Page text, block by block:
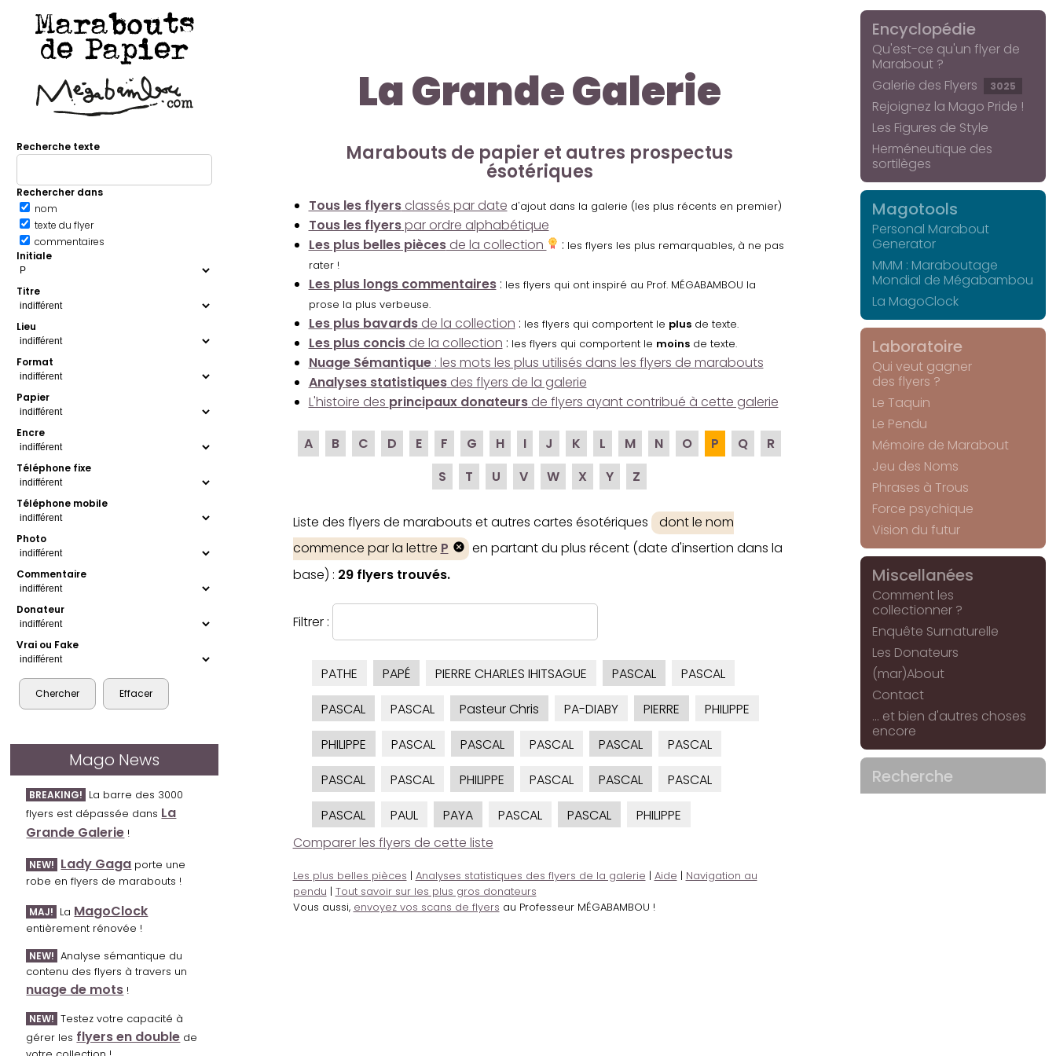
Marabouts
de Papier
Recherche texte
Rechercher dans
nom
texte du flyer
commentaires
Initiale
Titre
Lieu
Format
Papier
Encre
Téléphone fixe
Téléphone mobile
Photo
Commentaire
Donateur
Vrai ou Fake
Mago News
BREAKING! La barre des 3000
flyers est dépassée dans La
Grande Galerie !
NEW! Lady Gaga porte une
robe en flyers de marabouts !
MAJ! La MagoClock
entièrement rénovée !
NEW! Analyse sémantique du
contenu des flyers à travers un
nuage de mots !
NEW! Testez votre capacité à
gérer les flyers en double de
La Grande Galerie
Marabouts de papier et autres prospectus
ésotériques
Tous les flyersclassés par date d'ajout dans la galerie (les plus récents en premier)
Tous les flyerspar ordre alphabétique
Les plus belles piècesde la collection : les flyers les plus remarquables, à ne pas
rater !
Les plus longs commentaires: les flyers qui ont inspiré au Prof. MÉGABAMBOU la
prose la plus verbeuse.
Les plus bavardsde la collection : les flyers qui comportent le plusde texte.
Les plus concisde la collection : les flyers qui comportent le moinsde texte.
Nuage Sémantique: les mots les plus utilisés dans les flyers de marabouts
Analyses statistiquesdes flyers de la galerie
L'histoire des principaux donateursde flyers ayant contribué à cette galerie
A B C D E F G H I J K L M N O P Q
R
S
T U V W X Y Z
Liste des flyers de marabouts et autres cartes ésotériques
dont le nom
commence par la lettre P
en partant du plus récent (date d'insertion dans la
base) : 29 flyers trouvés.
Filtrer :
PATHE PAPÉ PIERRE CHARLES IHITSAGUE PASCAL
PASCAL
PASCAL
PASCAL Pasteur Chris PA-DIABY PIERRE
PHILIPPE
PHILIPPE
PASCAL PASCAL PASCAL PASCAL
PASCAL
PASCAL
PASCAL PHILIPPE PASCAL PASCAL
PASCAL
PASCAL
PAUL PAYA PASCAL PASCAL
PHILIPPE
Comparer les flyers de cette liste
Les plus belles pièces | Analyses statistiques des flyers de la galerie | Aide | Navigation au
pendu | Tout savoir sur les plus gros donateurs
Vous aussi, envoyez vos scans de flyers au Professeur MÉGABAMBOU !
Encyclopédie
Qu'est-ce qu'un flyer de
Marabout ?
Galerie des Flyers
3025
Rejoignez la Mago Pride !
Les Figures de Style
Herméneutique des
sortilèges
Magotools
Personal Marabout
Generator
MMM : Maraboutage
Mondial de Mégabambou
La MagoClock
Laboratoire
Qui veut gagner
des flyers ?
Le Taquin
Le Pendu
Mémoire de Marabout
Jeu des Noms
Phrases à Trous
Force psychique
Vision du futur
Miscellanées
Comment les
collectionner ?
Enquête Surnaturelle
Les Donateurs
(mar)About
Contact
... et bien d'autres choses
encore
Recherche